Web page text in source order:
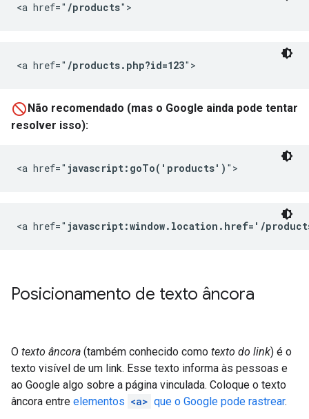
<a href=" /products">
<a href=" /products.php?id=123">
Não recomendado (mas o Google ainda pode tentar
resolver isso):
<a href=" javascript:goTo('products') ">
<a href=" javascript:window.location.href='/
Posicionamento de texto âncora
O texto âncora (também conhecido como texto do link) é o
texto visível de um link. Esse texto informa às pessoas e
ao Google algo sobre a página vinculada. Coloque o texto
âncora entre elementos <a> que o Google pode rastrear.